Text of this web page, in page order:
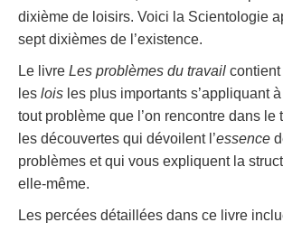
dixième de loisirs. Voici la Scientologie
sept dixièmes de l’existence.
Le livre Les problèmes du travail
les lois les plus importants s’appliquant
tout problème que l’on rencontre dans le
les découvertes qui dévoilent l’essence
problèmes et qui vous expliquent la
elle-même.
Les percées détaillées dans ce livre